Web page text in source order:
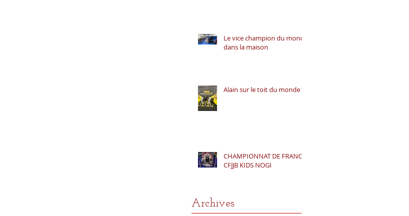
Le vice champion du monde
dans la maison
Alain sur le toit du monde
CHAMPIONNAT DE FRANCE
CFJJB KIDS NOGI
Archives